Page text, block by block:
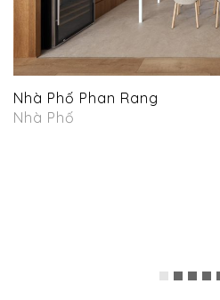
Nhà Phố Phan Rang
Nhà Phố